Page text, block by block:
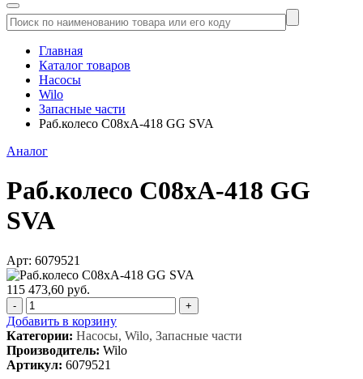
Главная
Каталог товаров
Насосы
Wilo
Запасные части
Раб.колесо C08xA-418 GG SVA
Аналог
Раб.колесо C08xA-418 GG
SVA
Арт: 6079521
115 473,60 руб.
- +
Добавить в корзину
Категории: Насосы, Wilo, Запасные части
Производитель: Wilo
Артикул: 6079521